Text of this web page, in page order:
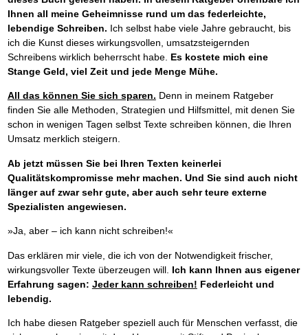
Ihnen all meine Geheimnisse rund um das federleichte,
lebendige Schreiben. Ich selbst habe viele Jahre gebraucht, bis
ich die Kunst dieses wirkungsvollen, umsatzsteigernden
Schreibens wirklich beherrscht habe. Es kostete mich eine
Stange Geld, viel Zeit und jede Menge Mühe.
All das können Sie sich sparen. Denn in meinem Ratgeber
finden Sie alle Methoden, Strategien und Hilfsmittel, mit denen Sie
schon in wenigen Tagen selbst Texte schreiben können, die Ihren
Umsatz merklich steigern.
Ab jetzt müssen Sie bei Ihren Texten keinerlei
Qualitätskompromisse mehr machen. Und Sie sind auch nicht
länger auf zwar sehr gute, aber auch sehr teure externe
Spezialisten angewiesen.
»Ja, aber – ich kann nicht schreiben!«
Das erklären mir viele, die ich von der Notwendigkeit frischer,
wirkungsvoller Texte überzeugen will. Ich kann Ihnen aus eigener
Erfahrung sagen: Jeder kann schreiben! Federleicht und
lebendig.
Ich habe diesen Ratgeber speziell auch für Menschen verfasst, die